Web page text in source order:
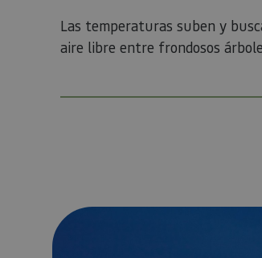
Las temperaturas suben y
aire libre entre frondosos
3 ideas para una escapada en el